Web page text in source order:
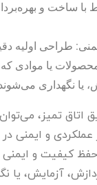
ساخت و
طراحی اولیه
یا موادی که
یا نگهداری
اتاق تمیز،
و ایمنی
حفظ کیفیت و
آزمایش، یا